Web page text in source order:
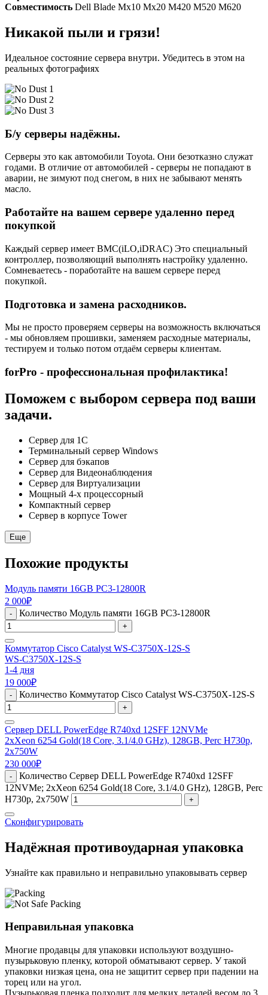
Совместимость Dell Blade Mx10 Mx20 M420 M520 M620
Никакой пыли и грязи!
Идеальное состояние сервера внутри. Убедитесь в этом на
реальных фотографиях
Б/у серверы надёжны.
Серверы это как автомобили Toyota. Они безотказно служат
годами. В отличие от автомобилей - серверы не попадают в
аварии, не зимуют под снегом, в них не забывают менять
масло.
Работайте на вашем сервере удаленно перед
покупкой
Каждый сервер имеет BMC(iLO,iDRAC) Это специальный
контроллер, позволяющий выполнять настройку удаленно.
Сомневаетесь - поработайте на вашем сервере перед
покупкой.
Подготовка и замена расходников.
Мы не просто проверяем серверы на возможность включаться
- мы обновляем прошивки, заменяем расходные материалы,
тестируем и только потом отдаём серверы клиентам.
forPro - профессиональная профилактика!
Поможем с выбором сервера под ваши
задачи.
Сервер для 1С
Терминальный сервер Windows
Сервер для бэкапов
Сервер для Видеонаблюдения
Сервер для Виртуализации
Мощный 4-х процессорный
Компактный сервер
Сервер в корпусе Tower
Еще
Похожие продукты
Модуль памяти 16GB PC3-12800R
2 000₽
- Количество Модуль памяти 16GB PC3-12800R
+
Коммутатор Cisco Catalyst WS-C3750X-12S-S
WS-C3750X-12S-S
1-4 дня
19 000₽
- Количество Коммутатор Cisco Catalyst WS-C3750X-12S-S
+
Сервер DELL PowerEdge R740xd 12SFF 12NVMe
2xXeon 6254 Gold(18 Core, 3.1/4.0 GHz), 128GB, Perc H730p,
2x750W
230 000₽
-
Количество Сервер DELL PowerEdge R740xd 12SFF
12NVMe; 2xXeon 6254 Gold(18 Core, 3.1/4.0 GHz), 128GB, Perc
H730p, 2x750W
+
Сконфигурировать
Надёжная противоударная упаковка
Узнайте как правильно и неправильно упаковывать сервер
Неправильная упаковка
Многие продавцы для упаковки используют воздушно-
пузырьковую пленку, которой обматывают сервер. У такой
упаковки низкая цена, она не защитит сервер при падении на
торец или на угол.
Пузырьковая пленка подходит для мелких деталей весом до 3